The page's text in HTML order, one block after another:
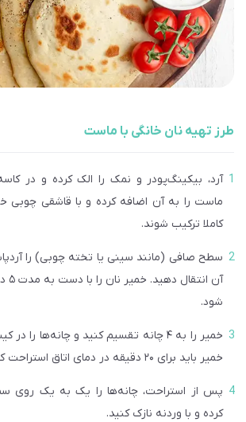
طرز تهیه نان خانگی با ماست
آرد، بیکینگ‌پودر و نمک را الک کرده و در
ماست را به آن اضافه کرده و با قاشقی چوبی
کاملا ترکیب شوند.
سطح صافی (مانند سینی یا تخته چوبی) را
شود.
خمیر را به ۴ چانه تقسیم کنید و چانه‌ها را
خمیر باید برای ۲۰ دقیقه در دمای اتاق استراحت کند.
پس از استراحت، چانه‌ها را یک به یک روی
کرده و با وردنه نازک کنید.